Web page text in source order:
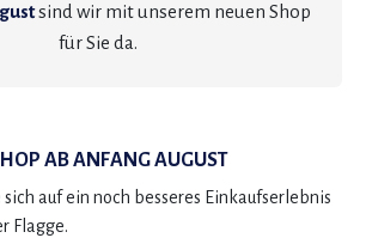
sind wir mit unserem neuen Shop
für Sie da.
AB ANFANG AUGUST
sich auf ein noch besseres Einkaufserlebnis
Flagge.